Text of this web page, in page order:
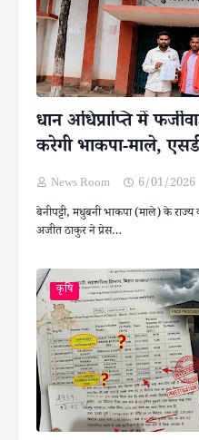
धान अधिप्राप्ति में
करेगी भाकपा-माले,
News Room
6/01/2026
बेनीपट्टी, मधुबनी भाकपा (माले) के
अजीत ठाकुर ने प्रेस…
कृषि